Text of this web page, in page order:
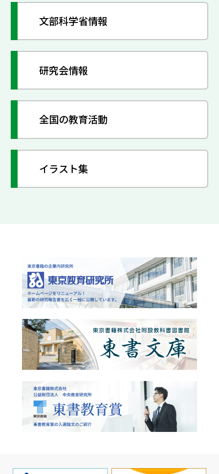
文部科学省情報
研究会情報
全国の教育活動
イラスト集